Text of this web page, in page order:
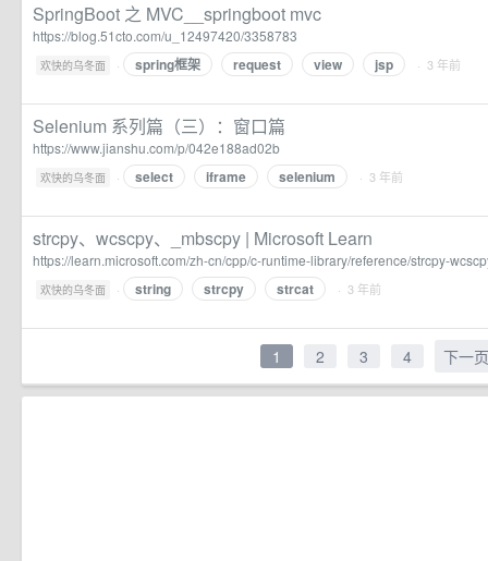
SpringBoot 之 MVC__springboot mvc
https://blog.51cto.com/u_12497420/3358783
欢快的乌冬面 · spring框架 request view jsp · 3 年前
Selenium 系列篇（三）：窗口篇
https://www.jianshu.com/p/042e188ad02b
欢快的乌冬面 · select iframe selenium · 3 年前
strcpy、wcscpy、_mbscpy | Microsoft Learn
https://learn.microsoft.com/zh-cn/cpp/c-runtime-library/reference/strcpy-
欢快的乌冬面 · string strcpy strcat · 3 年前
1 2 3 4 下一页